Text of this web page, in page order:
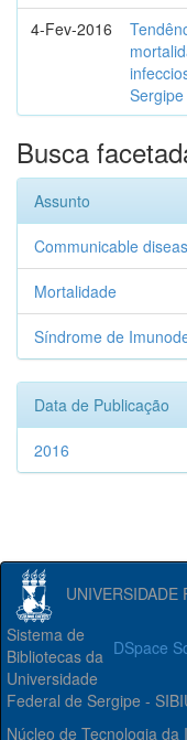
4-Fev-2016
Sergipe
Busca
Assunto
Communicable
Mortalidade
Síndrome de
Data de Publicação
2016
UNIVERSIDADE
DSpace
Sistema de
Bibliotecas da
Universidade
Federal de Sergipe -
Núcleo de Tecnologia da